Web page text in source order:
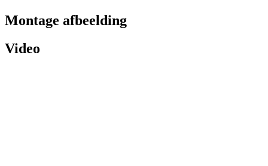
Montage afbeelding
Video